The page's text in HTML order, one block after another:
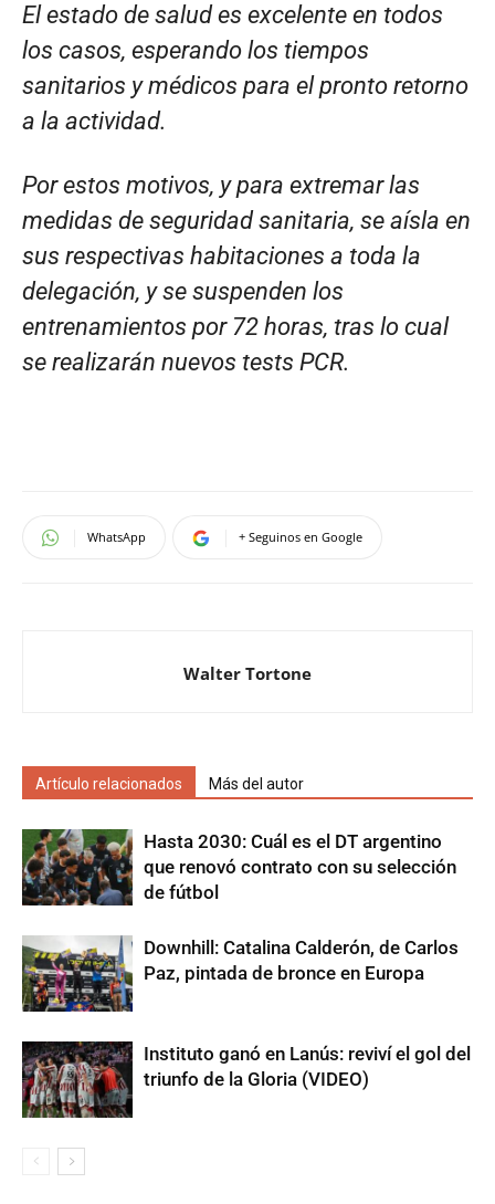
El estado de salud es excelente en todos
los casos, esperando los tiempos
sanitarios y médicos para el pronto retorno
a la actividad.
Por estos motivos, y para extremar las
medidas de seguridad sanitaria, se aísla en
sus respectivas habitaciones a toda la
delegación, y se suspenden los
entrenamientos por 72 horas, tras lo cual
se realizarán nuevos tests PCR.
WhatsApp + Seguinos en Google
Walter Tortone
Artículo relacionados Más del autor
Hasta 2030: Cuál es el DT argentino
que renovó contrato con su selección
de fútbol
Downhill: Catalina Calderón, de Carlos
Paz, pintada de bronce en Europa
Instituto ganó en Lanús: reviví el gol del
triunfo de la Gloria (VIDEO)